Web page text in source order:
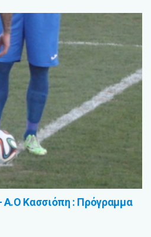
Α.Ο Κασσιόπη : Πρόγραμμα